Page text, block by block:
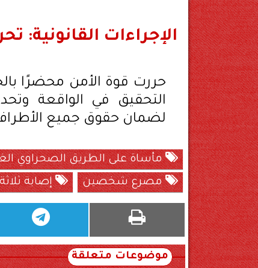
الإجراءات القانونية:
حررت قوة الأمن محضرًا
التحقيق في الواقعة
لضمان حقوق جميع
مأساة على الطريق الصحراوي
مصرع شخصين
إصابة
موضوعات متعلقة